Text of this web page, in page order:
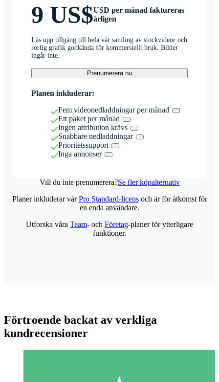
9 US$USD per månad faktureras
årligen
Lås upp tillgång till hela vår samling av stockvideor och
rörlig grafik godkända för kommersiellt bruk. Bilder
ingår inte.
Prenumerera nu
Planen inkluderar:
Fem videonedladdningar per månad
Ett paket per månad
Ingen attribution krävs
Snabbare nedladdningar
Prioritetssupport
Inga annonser
Vill du inte prenumerera?Se fler köpalternativ
Planer inkluderar vårPro Standard-licensoch är för åtkomst för
en enda användare.
Utforska våra Team- och Företag-planer för ytterligare
funktioner.
Förtroende backat av verkliga
kundrecensioner